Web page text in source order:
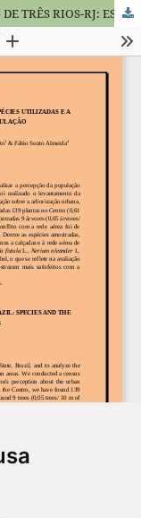
ARBORIZAÇÃO URBANA NO MUNICÍPIO DE TRÊS RIOS-RJ: ESPÉCIES UTILIZADAS E A PERCEPÇÃO DE SEUS BENEFÍCIOS PELA POPULAÇÃO